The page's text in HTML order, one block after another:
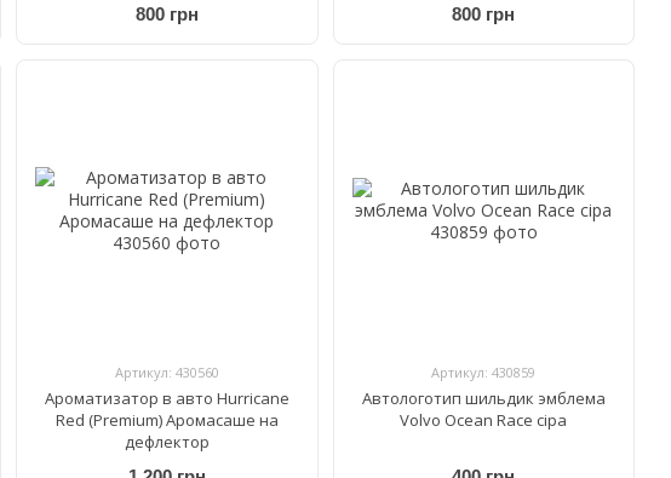
800 грн 800 грн
Артикул: 430560
Ароматизатор в авто Hurricane
Red (Premium) Аромасаше на
дефлектор
Артикул: 430859
Автологотип шильдик эмблема
Volvo Ocean Race сіра